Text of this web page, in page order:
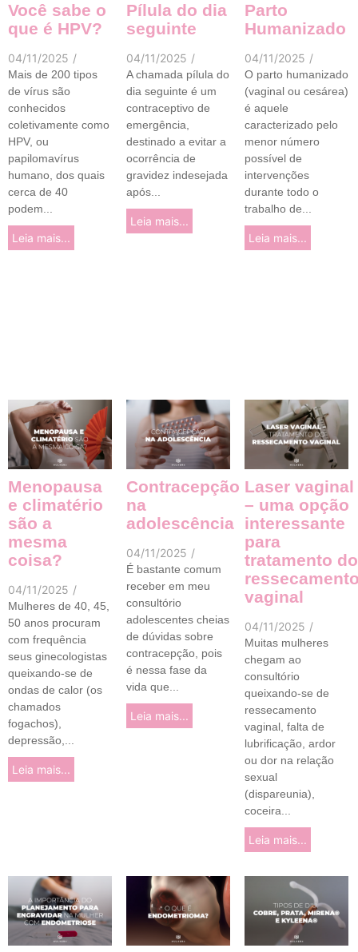
Você sabe o
que é HPV?
04/11/2025 /
Mais de 200 tipos
de vírus são
conhecidos
coletivamente como
HPV, ou
papilomavírus
humano, dos quais
cerca de 40
podem...
Leia mais...
Pílula do dia
seguinte
04/11/2025 /
A chamada pílula do
dia seguinte é um
contraceptivo de
emergência,
destinado a evitar a
ocorrência de
gravidez indesejada
após...
Leia mais...
Parto
Humanizado
04/11/2025 /
O parto humanizado
(vaginal ou cesárea)
é aquele
caracterizado pelo
menor número
possível de
intervenções
durante todo o
trabalho de...
Leia mais...
Menopausa
e climatério
são a
mesma
coisa?
04/11/2025 /
Mulheres de 40, 45,
50 anos procuram
com frequência
seus ginecologistas
queixando-se de
ondas de calor (os
chamados
fogachos),
depressão,...
Leia mais...
Contracepção
na
adolescência
04/11/2025 /
É bastante comum
receber em meu
consultório
adolescentes cheias
de dúvidas sobre
contracepção, pois
é nessa fase da
vida que...
Leia mais...
Laser vaginal
– uma opção
interessante
para
tratamento do
vaginal
04/11/2025 /
Muitas mulheres
chegam ao
consultório
queixando-se de
ressecamento
vaginal, falta de
lubrificação, ardor
ou dor na relação
sexual
(dispareunia),
coceira...
Leia mais...